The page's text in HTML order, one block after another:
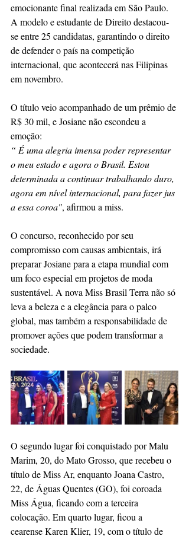
emocionante final realizada em São Paulo.
A modelo e estudante de Direito destacou-
se entre 25 candidatas, garantindo o direito
de defender o país na competição
internacional, que acontecerá nas Filipinas
em novembro.
O título veio acompanhado de um prêmio de
R$ 30 mil, e Josiane não escondeu a
emoção:
“ É uma alegria imensa poder representar
o meu estado e agora o Brasil. Estou
determinada a continuar trabalhando duro,
agora em nível internacional, para fazer jus
a essa coroa", afirmou a miss.
O concurso, reconhecido por seu
compromisso com causas ambientais, irá
preparar Josiane para a etapa mundial com
um foco especial em projetos de moda
sustentável. A nova Miss Brasil Terra não só
leva a beleza e a elegância para o palco
global, mas também a responsabilidade de
promover ações que podem transformar a
sociedade.
O segundo lugar foi conquistado por Malu
Marim, 20, do Mato Grosso, que recebeu o
título de Miss Ar, enquanto Joana Castro,
22, de Águas Quentes (GO), foi coroada
Miss Água, ficando com a terceira
colocação. Em quarto lugar, ficou a
cearense Karen Klier, 19, com o título de